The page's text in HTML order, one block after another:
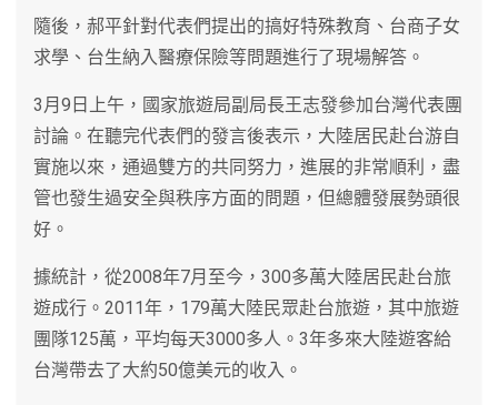
隨後，郝平針對代表們提出的搞好特殊教育、台商子女
求學、台生納入醫療保險等問題進行了現場解答。
3月9日上午，國家旅遊局副局長王志發參加台灣代表團
討論。在聽完代表們的發言後表示，大陸居民赴台游自
實施以來，通過雙方的共同努力，進展的非常順利，盡
管也發生過安全與秩序方面的問題，但總體發展勢頭很
好。
據統計，從2008年7月至今，300多萬大陸居民赴台旅
遊成行。2011年，179萬大陸民眾赴台旅遊，其中旅遊
團隊125萬，平均每天3000多人。3年多來大陸遊客給
台灣帶去了大約50億美元的收入。